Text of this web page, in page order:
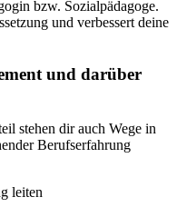
bzw. Sozialpädagoge.
und verbessert deine
und darüber
stehen dir auch Wege in
Berufserfahrung
leiten